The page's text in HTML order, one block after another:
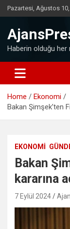
Skip
to
Pazartesi, Ağustos
Haberin olduğu her
Home
Ekonomi
Bakan Şimşek’ten
EKONOMI
Bakan
kararına
7 Eylül 2024